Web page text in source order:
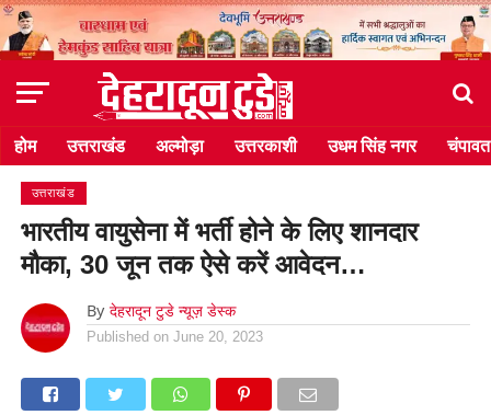
होम उत्तराखंड अल्मोड़ा उत्तरकाशी उधम सिंह नगर चंपावत
उत्तराखंड
भारतीय वायुसेना में भर्ती होने के लिए शानदार
मौका, 30 जून तक ऐसे करें आवेदन…
By देहरादून टुडे न्यूज़ डेस्क
Published on June 20, 2023